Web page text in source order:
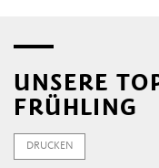
UNSERE
FRÜHLING
DRUCKEN